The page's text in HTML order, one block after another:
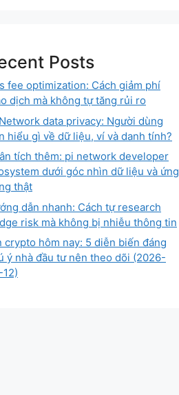
Posts
fee optimization: Cách giảm phí
dịch mà không tự tăng rủi ro
data privacy: Người dùng
hiểu gì về dữ liệu, ví và danh tính?
tích thêm: pi network developer
dưới góc nhìn dữ liệu và ứng
thật
dẫn nhanh: Cách tự research
risk mà không bị nhiễu thông tin
crypto hôm nay: 5 diễn biến đáng
ý nhà đầu tư nên theo dõi (2026-